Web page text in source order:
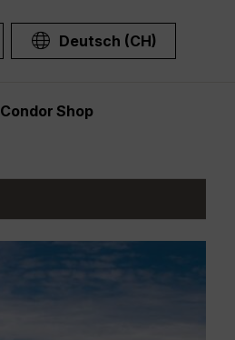
Deutsch (CH)
Condor Shop